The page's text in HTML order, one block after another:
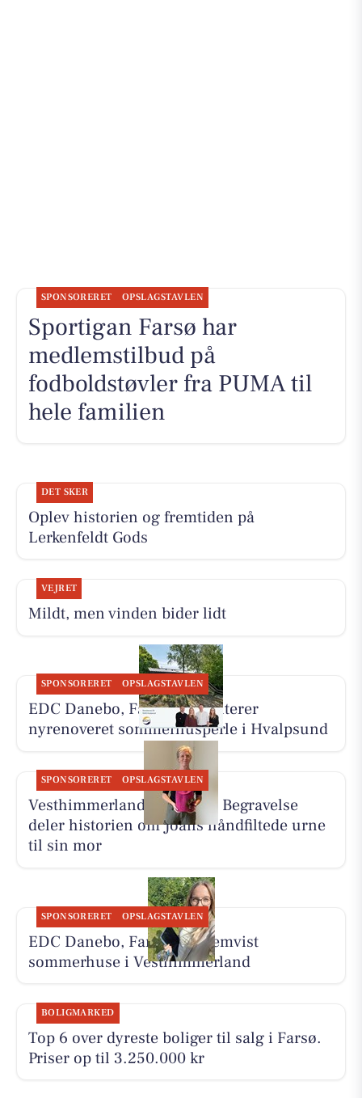
SPONSORERET OPSLAGSTAVLEN
Sportigan Farsø har
medlemstilbud på
fodboldstøvler fra PUMA til
hele familien
DET SKER
Oplev historien og fremtiden på
Lerkenfeldt Gods
VEJRET
Mildt, men vinden bider lidt
SPONSORERET OPSLAGSTAVLEN
EDC Danebo, Farsø præsenterer
nyrenoveret sommerhusperle i Hvalpsund
SPONSORERET OPSLAGSTAVLEN
Vesthimmerlands og Farsø Begravelse
deler historien om Joans håndfiltede urne
til sin mor
SPONSORERET OPSLAGSTAVLEN
EDC Danebo, Farsø har fremvist
sommerhuse i Vesthimmerland
BOLIGMARKED
Top 6 over dyreste boliger til salg i Farsø.
Priser op til 3.250.000 kr